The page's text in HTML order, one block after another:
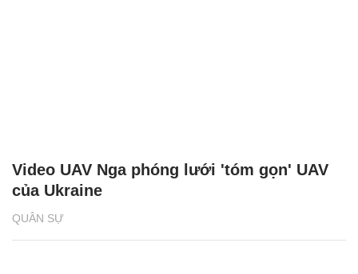
QUÂN SỰ
Video UAV Nga phóng lưới 'tóm gọn' UAV
của Ukraine